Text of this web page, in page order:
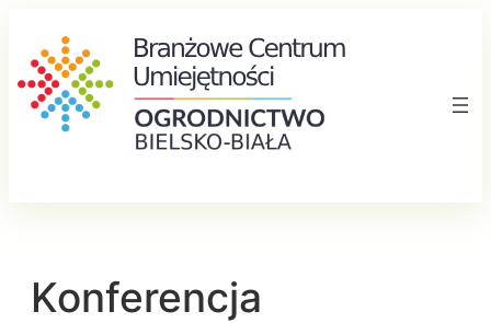
treści
Konferencja